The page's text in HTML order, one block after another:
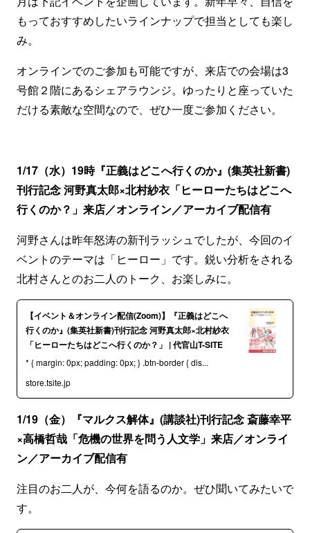
もっておすすめしたいラインナップで担当としても楽し
み。
オンラインでのご参加も可能ですが、来店での会場は3
号館２階にあるシェアラウンジ。ゆったりと座っていた
だける素敵な空間なので、ぜひ一度ご参加ください。
1/17（水）19時『正義はどこへ行くのか』(集英社新書)
刊行記念 河野真太郎×北村紗衣「ヒーローたちはどこへ
行くのか？」来店／オンライン／アーカイブ配信有
河野さんは昨年怒涛の新刊ラッシュでしたが、今回のイ
ベントのテーマは「ヒーロー」です。鋭い分析をされる
北村さんとのお二人のトーク、お楽しみに。
【イベント＆オンライン配信(Zoom)】『正義はどこへ
行くのか』(集英社新書)刊行記念 河野真太郎×北村紗衣
「ヒーローたちはどこへ行くのか？」 | 代官山T-SITE
* { margin: 0px; padding: 0px; } .btn-border { dis...
store.tsite.jp
1/19（金）『マルクス解体』(講談社)刊行記念 斎藤幸平
×高橋哲哉「危機の世界を問う人文学」来店／オンライ
ン／アーカイブ配信有
注目のお二人が、今何を語るのか。ぜひ聞いてみたいで
す。